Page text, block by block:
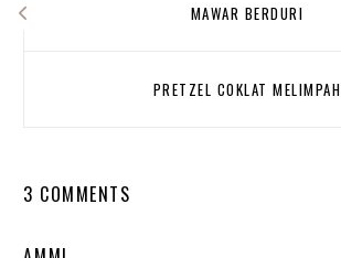
MAWAR BERDURI
PRETZEL COKLAT MELIMPAH
3 COMMENTS